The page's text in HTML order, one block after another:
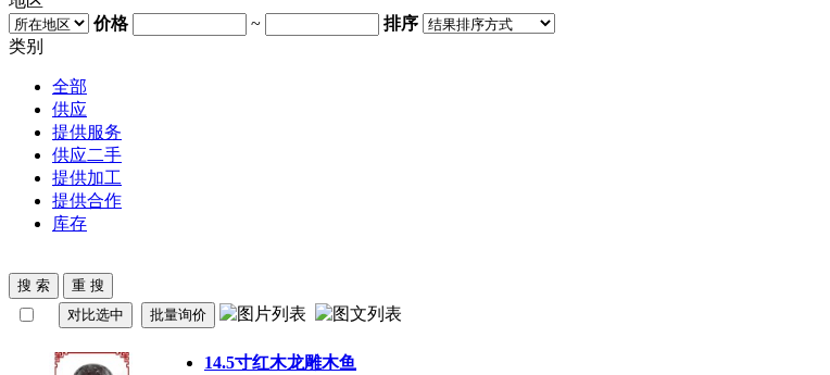
价格
~
排序
类别
全部
供应
提供服务
供应二手
提供加工
提供合作
库存
14.5寸红木龙雕木鱼